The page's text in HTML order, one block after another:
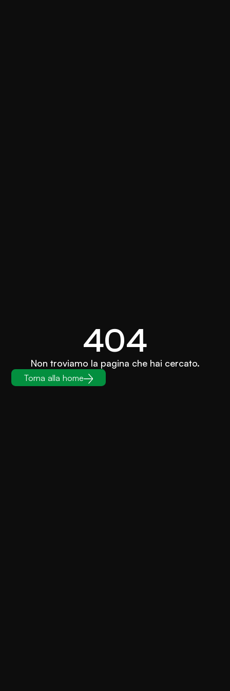
404
Non troviamo la pagina che hai cercato.
Torna alla home